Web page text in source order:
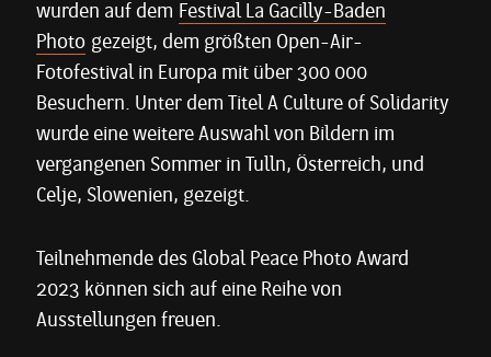
wurden auf dem Festival La Gacilly-Baden
Photo gezeigt, dem größten Open-Air-
Fotofestival in Europa mit über 300 000
Besuchern. Unter dem Titel A Culture of Solidarity
wurde eine weitere Auswahl von Bildern im
vergangenen Sommer in Tulln, Österreich, und
Celje, Slowenien, gezeigt.
Teilnehmende des Global Peace Photo Award
2023 können sich auf eine Reihe von
Ausstellungen freuen.